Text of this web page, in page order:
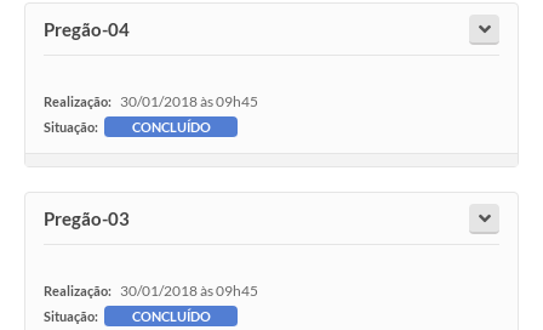
Pregão-04
Realização: 30/01/2018 às 09h45
Situação: CONCLUÍDO
Pregão-03
Realização: 30/01/2018 às 09h45
Situação: CONCLUÍDO